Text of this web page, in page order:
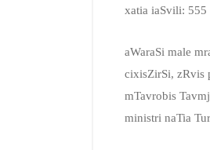
xatia iaSvili: 555
aWaraSi male
cixisZirSi, zRvis
mTavrobis
ministri naTia